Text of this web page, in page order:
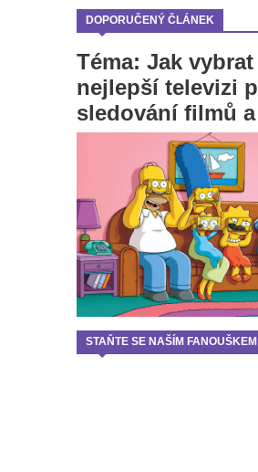
DOPORUČENÝ ČLÁNEK
Téma: Jak vybrat
nejlepší televizi
sledování filmů
STAŇTE SE NAŠÍM FANOUŠKEM